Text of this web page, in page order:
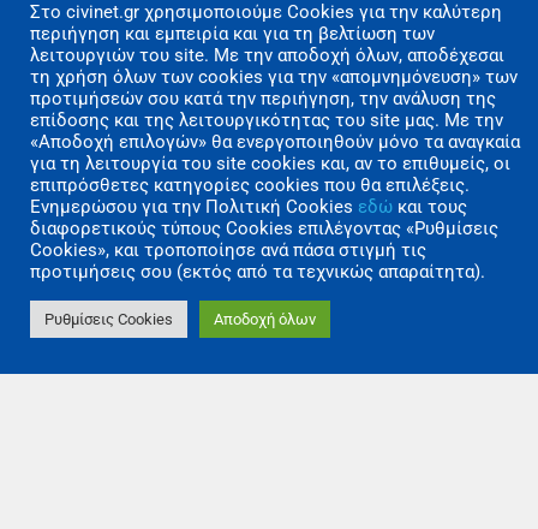
03/10/2022
Μελέτες Οδοποιίας και Κόμβων
Δείτε περισσότερα
Στo civinet.gr χρησιμοποιούμε Cookies για την καλύτερη
περιήγηση και εμπειρία και για τη βελτίωση των
λειτουργιών του site. Με την αποδοχή όλων, αποδέχεσαι
τη χρήση όλων των cookies για την «απομνημόνευση» των
προτιμήσεών σου κατά την περιήγηση, την ανάλυση της
επίδοσης και της λειτουργικότητας του site μας. Με την
«Αποδοχή επιλογών» θα ενεργοποιηθούν μόνο τα αναγκαία
για τη λειτουργία του site cookies και, αν το επιθυμείς, οι
επιπρόσθετες κατηγορίες cookies που θα επιλέξεις.
Ενημερώσου για την Πολιτική Cookies εδώ και τους
διαφορετικούς τύπους Cookies επιλέγοντας «Ρυθμίσεις
Cookies», και τροποποίησε ανά πάσα στιγμή τις
προτιμήσεις σου (εκτός από τα τεχνικώς απαραίτητα).
Ρυθμίσεις Cookies Αποδοχή όλων